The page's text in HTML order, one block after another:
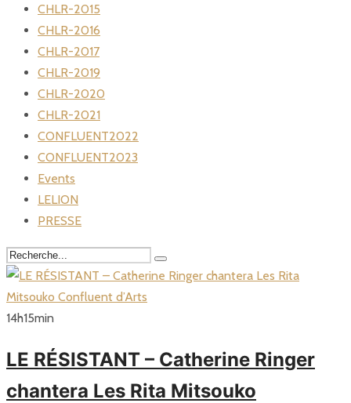
CHLR-2015
CHLR-2016
CHLR-2017
CHLR-2019
CHLR-2020
CHLR-2021
CONFLUENT2022
CONFLUENT2023
Events
LELION
PRESSE
14h15min
LE RÉSISTANT – Catherine Ringer
chantera Les Rita Mitsouko